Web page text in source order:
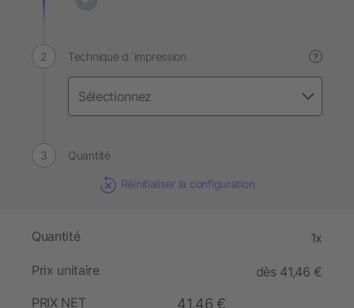
Technique d´impression ?
Quantité
Réinitialiser la configuration
Quantité 1x
Prix unitaire
dès 41,46 €
PRIX NET
41,46 €